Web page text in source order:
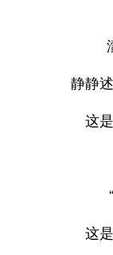
静静
这
这